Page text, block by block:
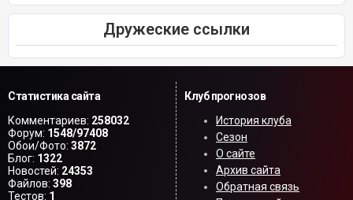
Дружеские ссылки
Статистика сайта
Комментариев: 258032
Форум: 1548/97408
Обои/Фото: 3872
Блог: 1322
Новостей: 24353
Файлов: 398
Тестов: 1
Клуб прогнозов
История клуба
Сезон
О сайте
Архив сайта
Обратная связь